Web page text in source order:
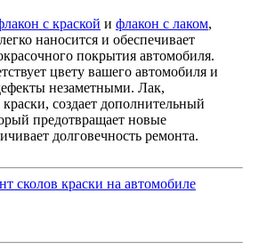
с краской и флакон с лаком,
наносится и обеспечивает
покрытия автомобиля.
цвету вашего автомобиля и
незаметными. Лак,
создает дополнительный
предотвращает новые
долговечность ремонта.
сколов краски на автомобиле